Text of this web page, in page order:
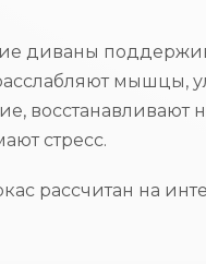
диваны
мышцы,
восстанавливают
стресс.
рассчитан на